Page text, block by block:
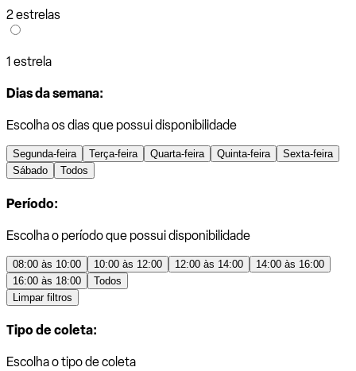
2 estrelas
1 estrela
Dias da semana:
Escolha os dias que possui disponibilidade
Segunda-feira Terça-feira Quarta-feira Quinta-feira
Sexta-feira
Sábado
Todos
Período:
Escolha o período que possui disponibilidade
08:00 às 10:00 10:00 às 12:00 12:00 às 14:00
14:00 às 16:00
16:00 às 18:00
Todos
Limpar filtros
Tipo de coleta:
Escolha o tipo de coleta